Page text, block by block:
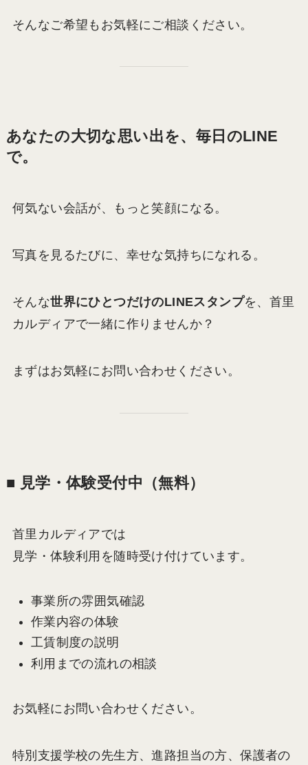
そんなご希望もお気軽にご相談ください。
あなたの大切な思い出を、毎日のLINE
で。
何気ない会話が、もっと笑顔になる。
写真を見るたびに、幸せな気持ちになれる。
そんな世界にひとつだけのLINEスタンプを、首里
カルディアで一緒に作りませんか？
まずはお気軽にお問い合わせください。
■ 見学・体験受付中（無料）
首里カルディアでは
見学・体験利用を随時受け付けています。
事業所の雰囲気確認
作業内容の体験
工賃制度の説明
利用までの流れの相談
お気軽にお問い合わせください。
特別支援学校の先生方、進路担当の方、保護者の